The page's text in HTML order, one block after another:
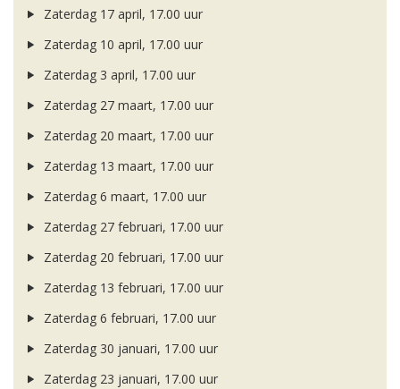
Zaterdag 17 april, 17.00 uur
Zaterdag 10 april, 17.00 uur
Zaterdag 3 april, 17.00 uur
Zaterdag 27 maart, 17.00 uur
Zaterdag 20 maart, 17.00 uur
Zaterdag 13 maart, 17.00 uur
Zaterdag 6 maart, 17.00 uur
Zaterdag 27 februari, 17.00 uur
Zaterdag 20 februari, 17.00 uur
Zaterdag 13 februari, 17.00 uur
Zaterdag 6 februari, 17.00 uur
Zaterdag 30 januari, 17.00 uur
Zaterdag 23 januari, 17.00 uur